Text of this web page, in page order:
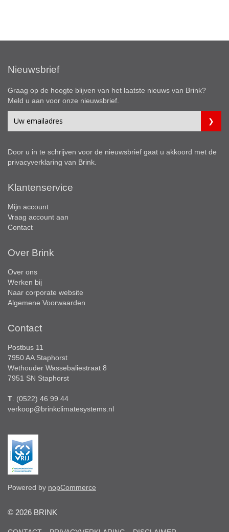
Nieuwsbrief
Graag op de hoogte blijven van het laatste nieuws van Brink?
Meld u aan voor onze nieuwsbrief.
Door u in te schrijven voor de nieuwsbrief gaat u akkoord met de
privacyverklaring van Brink.
Klantenservice
Mijn account
Vraag account aan
Contact
Over Brink
Over ons
Werken bij
Naar corporate website
Algemene Voorwaarden
Contact
Postbus 11
7950 AA Staphorst
Wethouder Wassebaliestraat 8
7951 SN Staphorst
T . (0522) 46 99 44
verkoop@brinkclimatesystems.nl
Powered by nopCommerce
© 2026 BRINK